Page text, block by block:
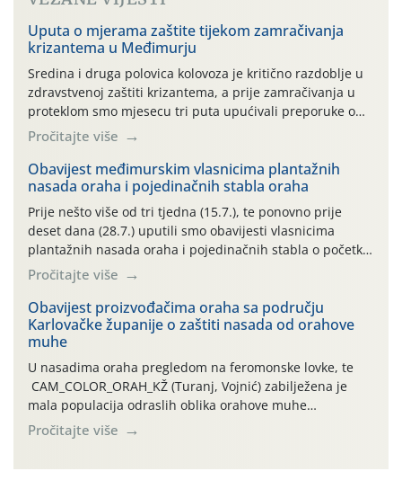
Uputa o mjerama zaštite tijekom zamračivanja
krizantema u Međimurju
Sredina i druga polovica kolovoza je kritično razdoblje u
zdravstvenoj zaštiti krizantema, a prije zamračivanja u
proteklom smo mjesecu tri puta upućivali preporuke o
preventivnim mjerama zaštite krizantema od najčešćih
uzročnika bolesti, štetnika i fito-fagnih grinja (23.7., 14.7.,
06.7.)! Na početku ovog mjeseca je zabilježeno je
povijesno i ekstremno vruće meteorološko razdoblje, uz
najviše temperature […]
Pročitajte više
Obavijest međimurskim vlasnicima plantažnih
nasada oraha i pojedinačnih stabla oraha
Prije nešto više od tri tjedna (15.7.), te ponovno prije
deset dana (28.7.) uputili smo obavijesti vlasnicima
plantažnih nasada oraha i pojedinačnih stabla o početku
leta i ovogodišnjoj potrebi usmjerenog suzbijanja
orahove muhe (Rhagoletis completa)! Već dvanaest dana
traje drugi ovogodišnji “toplinski udar”, koji naročito
izražen zadnja šest dana (31.7.-05.8.), jer najviše
temperature zraka svakodnevno […]
Pročitajte više
Obavijest proizvođačima oraha sa području
Karlovačke županije o zaštiti nasada od orahove
muhe
U nasadima oraha pregledom na feromonske lovke, te
CAM_COLOR_ORAH_KŽ (Turanj, Vojnić) zabilježena je
mala populacija odraslih oblika orahove muhe
(Rhagoletis completa). Niska brojnost može se objasniti
činjenicom da je riječ o mladim nasadima s vrlo malim
Pročitajte više